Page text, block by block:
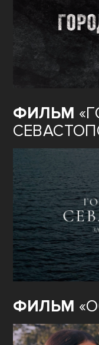
ФИЛЬМ
ФИЛЬМ